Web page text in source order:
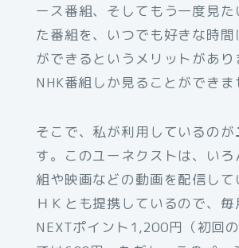
ース番組、そしてもう一度見
た番組を、いつでも好きな時間
ができるというメリットがあり
NHK番組しか見ることができま
そこで、私が利用しているのが
す。このユーネクストは、い
組や映画などの動画を配信して
ＨＫとも提携しているので、
NEXTポイント1,200円（初回